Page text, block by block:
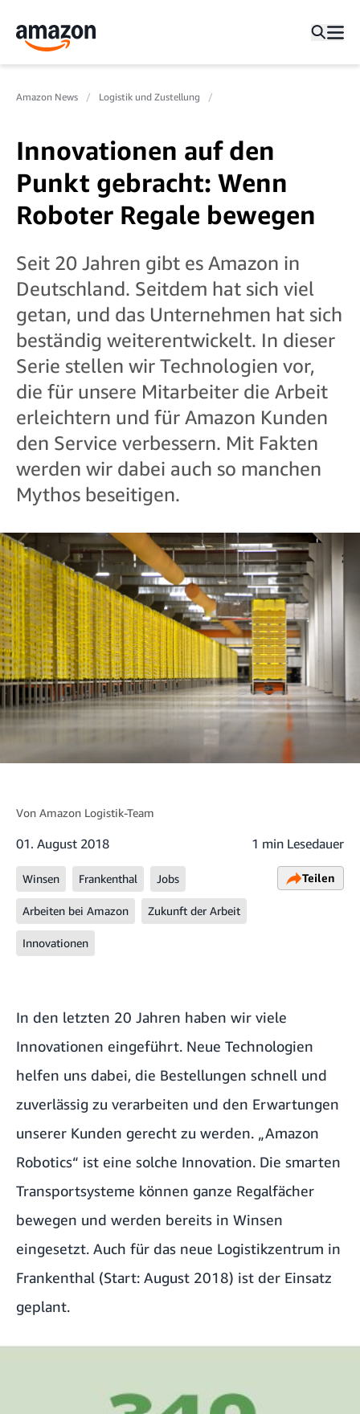
Amazon News Logistik und Zustellung
Innovationen auf den
Punkt gebracht: Wenn
Roboter Regale bewegen
Seit 20 Jahren gibt es Amazon in
Deutschland. Seitdem hat sich viel
getan, und das Unternehmen hat sich
beständig weiterentwickelt. In dieser
Serie stellen wir Technologien vor,
die für unsere Mitarbeiter die Arbeit
erleichtern und für Amazon Kunden
den Service verbessern. Mit Fakten
werden wir dabei auch so manchen
Mythos beseitigen.
Von Amazon Logistik-Team
01. August 2018 1 min Lesedauer
Winsen Frankenthal Jobs
Arbeiten bei Amazon Zukunft der Arbeit
Innovationen
Teilen
In den letzten 20 Jahren haben wir viele
Innovationen eingeführt. Neue Technologien
helfen uns dabei, die Bestellungen schnell und
zuverlässig zu verarbeiten und den Erwartungen
unserer Kunden gerecht zu werden. „Amazon
Robotics“ ist eine solche Innovation. Die smarten
Transportsysteme können ganze Regalfächer
bewegen und werden bereits in Winsen
eingesetzt. Auch für das neue Logistikzentrum in
Frankenthal (Start: August 2018) ist der Einsatz
geplant.